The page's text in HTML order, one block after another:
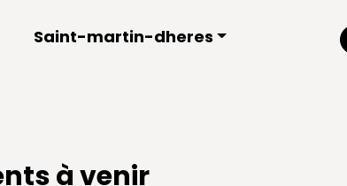
Saint-martin-dheres
à venir